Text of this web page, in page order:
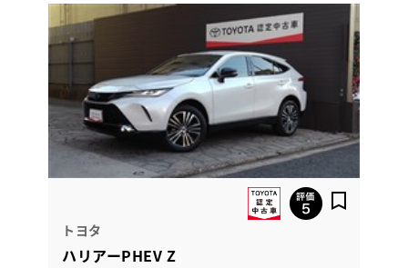
トヨタ
ハリアーPHEV Z